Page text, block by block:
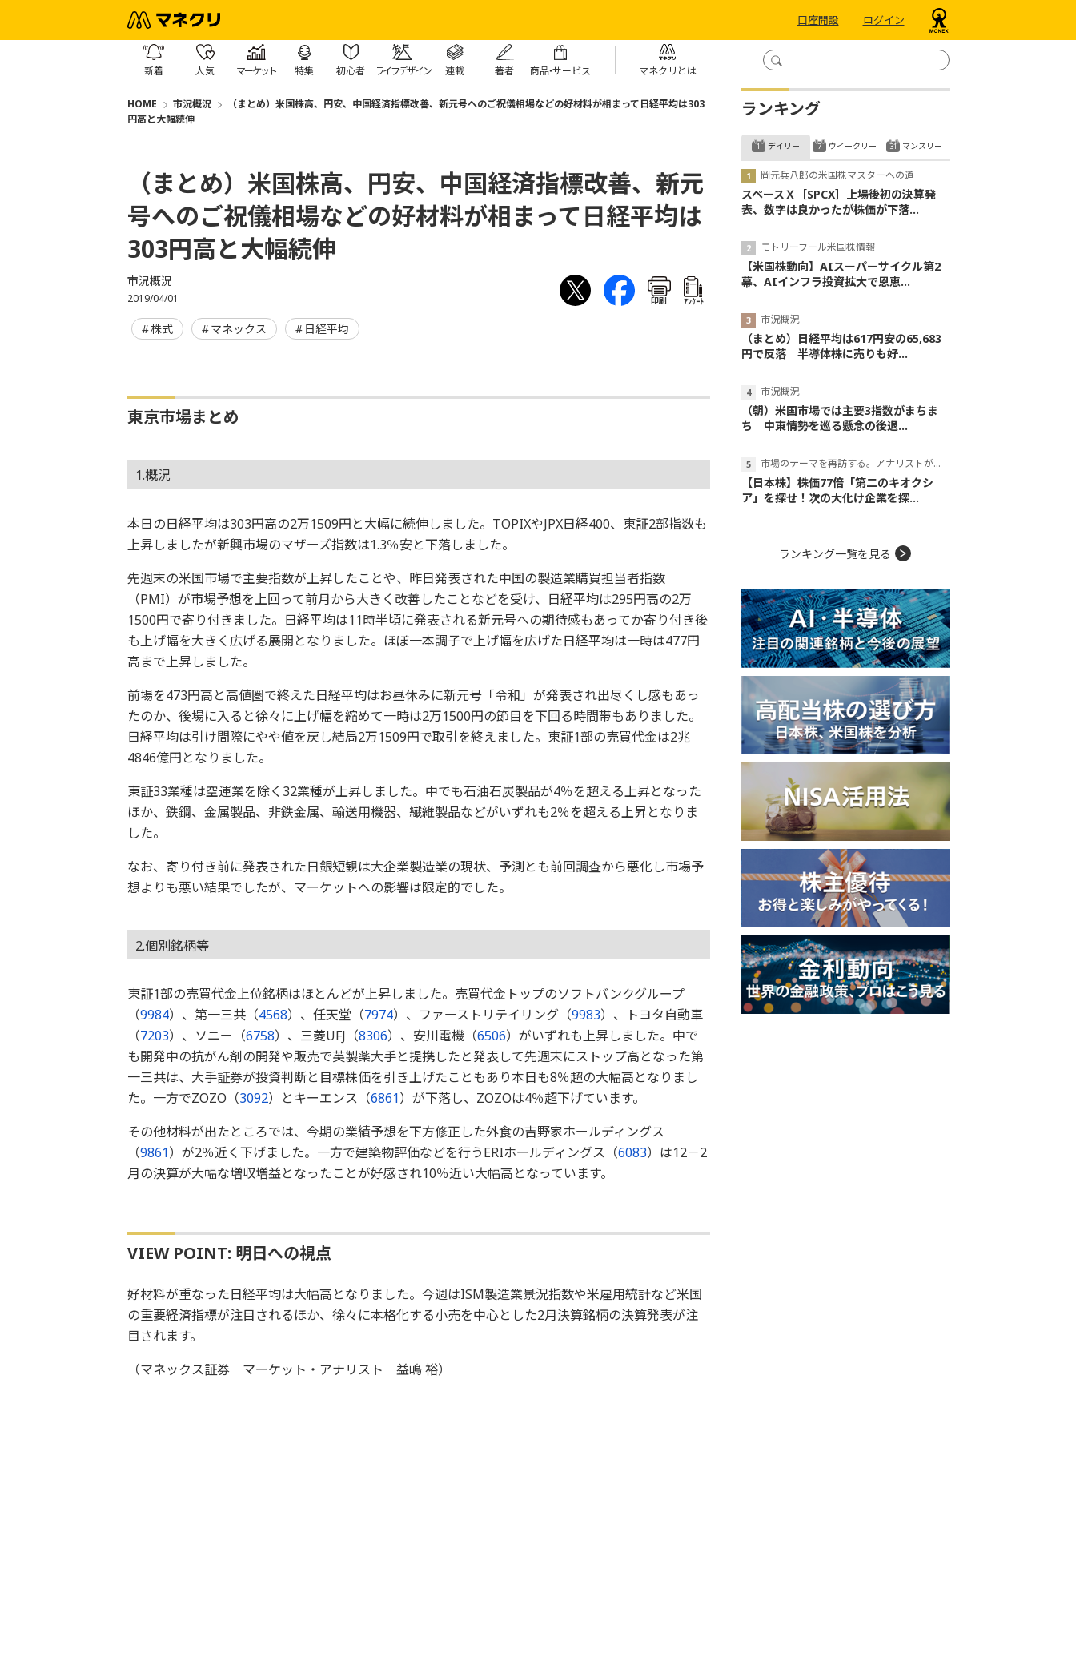
口座開設 ログイン
新着 人気 マーケット 特集 初心者 ライフデザイン 連載 著者 商品・サービス マネクリとは
HOME 市況概況
（まとめ）米国株高、円安、中国経済指標改善、新元号へのご祝儀相場などの好材料が相まって日経平均は303
円高と大幅続伸
（まとめ）米国株高、円安、中国経済指標改善、新元
号へのご祝儀相場などの好材料が相まって日経平均は
303円高と大幅続伸
市況概況
2019/04/01 印刷 ｱﾝｹｰﾄ
株式 マネックス 日経平均
東京市場まとめ
1.概況
本日の日経平均は303円高の2万1509円と大幅に続伸しました。TOPIXやJPX日経400、東証2部指数も
上昇しましたが新興市場のマザーズ指数は1.3％安と下落しました。
先週末の米国市場で主要指数が上昇したことや、昨日発表された中国の製造業購買担当者指数
（PMI）が市場予想を上回って前月から大きく改善したことなどを受け、日経平均は295円高の2万
1500円で寄り付きました。日経平均は11時半頃に発表される新元号への期待感もあってか寄り付き後
も上げ幅を大きく広げる展開となりました。ほぼ一本調子で上げ幅を広げた日経平均は一時は477円
高まで上昇しました。
前場を473円高と高値圏で終えた日経平均はお昼休みに新元号「令和」が発表され出尽くし感もあっ
たのか、後場に入ると徐々に上げ幅を縮めて一時は2万1500円の節目を下回る時間帯もありました。
日経平均は引け間際にやや値を戻し結局2万1509円で取引を終えました。東証1部の売買代金は2兆
4846億円となりました。
東証33業種は空運業を除く32業種が上昇しました。中でも石油石炭製品が4％を超える上昇となった
ほか、鉄鋼、金属製品、非鉄金属、輸送用機器、繊維製品などがいずれも2％を超える上昇となりま
した。
なお、寄り付き前に発表された日銀短観は大企業製造業の現状、予測とも前回調査から悪化し市場予
想よりも悪い結果でしたが、マーケットへの影響は限定的でした。
2.個別銘柄等
東証1部の売買代金上位銘柄はほとんどが上昇しました。売買代金トップのソフトバンクグループ
（9984）、第一三共（4568）、任天堂（7974）、ファーストリテイリング（9983）、トヨタ自動車
（7203）、ソニー（6758）、三菱UFJ（8306）、安川電機（6506）がいずれも上昇しました。中で
も開発中の抗がん剤の開発や販売で英製薬大手と提携したと発表して先週末にストップ高となった第
一三共は、大手証券が投資判断と目標株価を引き上げたこともあり本日も8％超の大幅高となりまし
た。一方でZOZO（3092）とキーエンス（6861）が下落し、ZOZOは4％超下げています。
その他材料が出たところでは、今期の業績予想を下方修正した外食の吉野家ホールディングス
（9861）が2％近く下げました。一方で建築物評価などを行うERIホールディングス（6083）は12－2
月の決算が大幅な増収増益となったことが好感され10％近い大幅高となっています。
VIEW POINT: 明日への視点
好材料が重なった日経平均は大幅高となりました。今週はISM製造業景況指数や米雇用統計など米国
の重要経済指標が注目されるほか、徐々に本格化する小売を中心とした2月決算銘柄の決算発表が注
目されます。
（マネックス証券 マーケット・アナリスト 益嶋 裕）
ランキング
デイリー
岡元兵八郎の米国株マスターへの道
スペースＸ［SPCX］上場後初の決算発
表、数字は良かったが株価が下落...
モトリーフール米国株情報
【米国株動向】AIスーパーサイクル第2
幕、AIインフラ投資拡大で恩恵...
市況概況
（まとめ）日経平均は617円安の65,683
円で反落 半導体株に売りも好...
市況概況
（朝）米国市場では主要3指数がまちま
ち 中東情勢を巡る懸念の後退...
市場のテーマを再訪する。アナリストが読み解くテーマの本質
【日本株】株価77倍「第二のキオクシ
ア」を探せ！次の大化け企業を探...
ウイークリー マンスリー
ランキング一覧を見る